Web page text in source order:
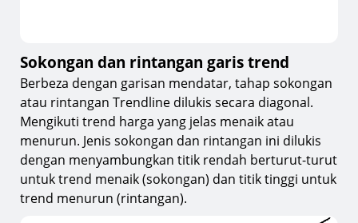
Sokongan dan rintangan garis trend
Berbeza dengan garisan mendatar, tahap sokongan
atau rintangan Trendline dilukis secara diagonal.
Mengikuti trend harga yang jelas menaik atau
menurun. Jenis sokongan dan rintangan ini dilukis
dengan menyambungkan titik rendah berturut-turut
untuk trend menaik (sokongan) dan titik tinggi untuk
trend menurun (rintangan).